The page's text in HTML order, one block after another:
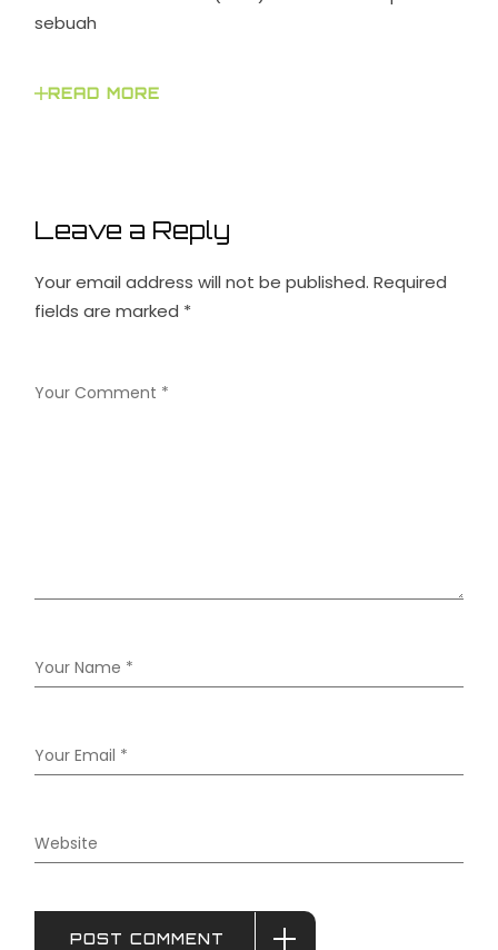
sebuah
READ MORE
Leave a Reply
Your email address will not be published. Required
fields are marked *
POST COMMENT